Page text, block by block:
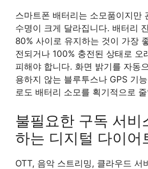
스마트폰 배터리는 소모품이지만
수명이 크게 달라집니다. 배터리
80% 사이로 유지하는 것이 가장
전되거나 100% 충전된 상태로 오
피해야 합니다. 화면 밝기를 자동
용하지 않는 블루투스나 GPS 기
로도 배터리 소모를 획기적으로
불필요한 구독 서비
하는 디지털 다이어
OTT, 음악 스트리밍, 클라우드 서